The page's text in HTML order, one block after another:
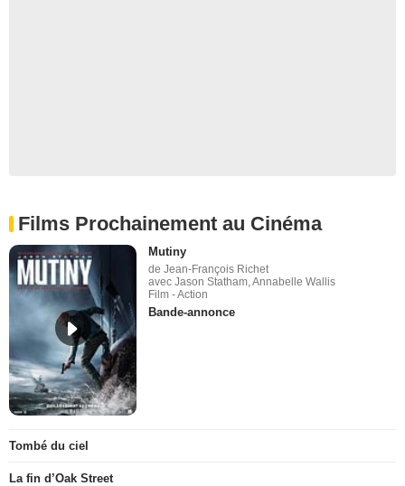
Films Prochainement au Cinéma
Mutiny
de Jean-François Richet
avec Jason Statham, Annabelle Wallis
Film - Action
Bande-annonce
Tombé du ciel
La fin d’Oak Street